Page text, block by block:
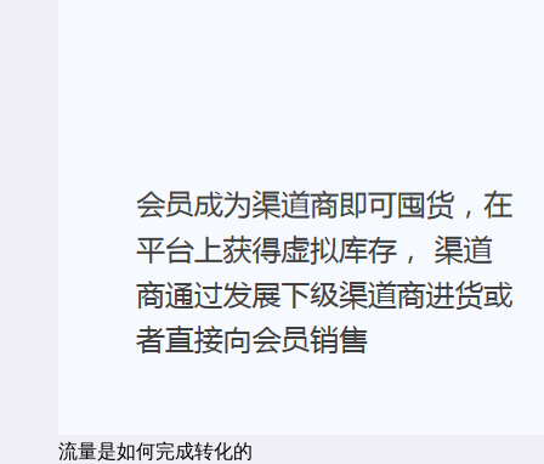
流量是如何完成转化的